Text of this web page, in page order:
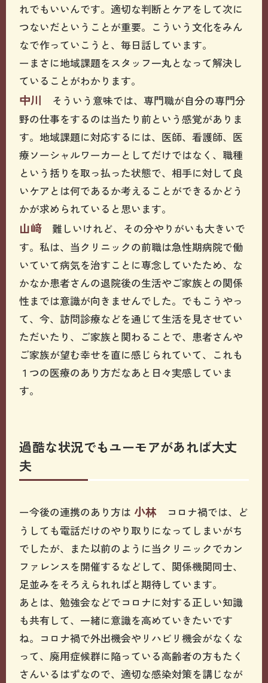
れでもいいんです。適切な判断とケアをして次に
つないだということが重要。こういう文化をみん
なで作っていこうと、毎日話しています。
ーまさに地域課題をスタッフ一丸となって解決し
ていることがわかります。
中川 そういう意味では、専門職が自分の専門分
野の仕事をするのは当たり前という感覚がありま
す。地域課題に対応するには、医師、看護師、医
療ソーシャルワーカーとしてだけではなく、職種
という括りを取っ払った状態で、相手に対して良
いケアとは何であるか考えることができるかどう
かが求められていると思います。
山﨑 難しいけれど、その分やりがいも大きいで
す。私は、当クリニックの前職は急性期病院で働
いていて病気を治すことに専念していたため、な
かなか患者さんの退院後の生活やご家族との関係
性までは意識が向きませんでした。でもこうやっ
て、今、訪問診療などを通じて生活を見させてい
ただいたり、ご家族と関わることで、患者さんや
ご家族が望む幸せを直に感じられていて、これも
１つの医療のあり方だなあと日々実感していま
す。
過酷な状況でもユーモアがあれば大丈
夫
ー今後の連携のあり方は 小林 コロナ禍では、ど
うしても電話だけのやり取りになってしまいがち
でしたが、また以前のように当クリニックでカン
ファレンスを開催するなどして、関係機関同士、
足並みをそろえられればと期待しています。
あとは、勉強会などでコロナに対する正しい知識
も共有して、一緒に意識を高めていきたいです
ね。コロナ禍で外出機会やリハビリ機会がなくな
って、廃用症候群に陥っている高齢者の方もたく
さんいるはずなので、適切な感染対策を講じなが